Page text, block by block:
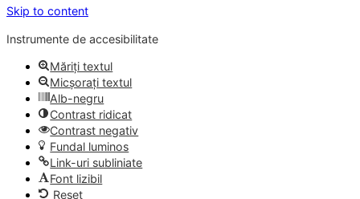
Skip to content
Instrumente de accesibilitate
Măriți textul
Micșorați textul
Alb-negru
Contrast ridicat
Contrast negativ
Fundal luminos
Link-uri subliniate
Font lizibil
Reset